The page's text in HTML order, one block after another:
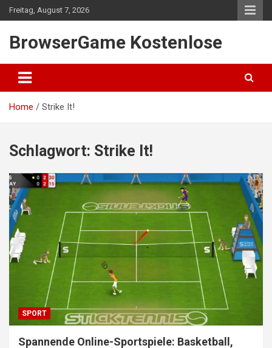
Skip
to
Freitag, August 7, 2026
BrowserGame Kostenlose
Home Strike It!
Schlagwort: Strike It!
SPORT
Spannende Online-Sportspiele: Basketball,